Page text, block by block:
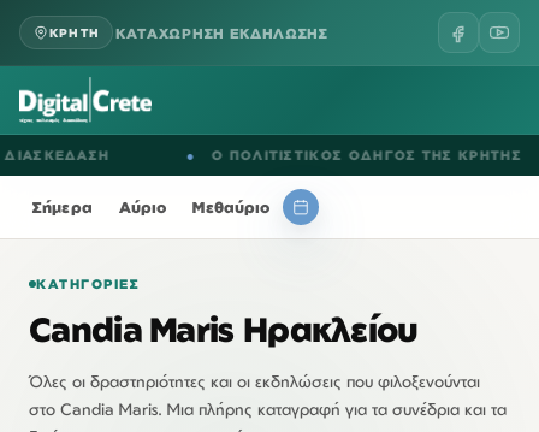
ΚΡΗΤΗ ΚΑΤΑΧΩΡΗΣΗ ΕΚΔΗΛΩΣΗΣ
Ο ΠΟΛΙΤΙΣΤΙΚΟΣ ΟΔΗΓΟΣ ΤΗΣ ΚΡΗΤΗΣ
Σήμερα Αύριο Μεθαύριο
ΚΑΤΗΓΟΡΊΕΣ
Candia Maris Ηρακλείου
Όλες οι δραστηριότητες και οι εκδηλώσεις που φιλοξενούνται
στο Candia Maris. Μια πλήρης καταγραφή για τα συνέδρια και τα